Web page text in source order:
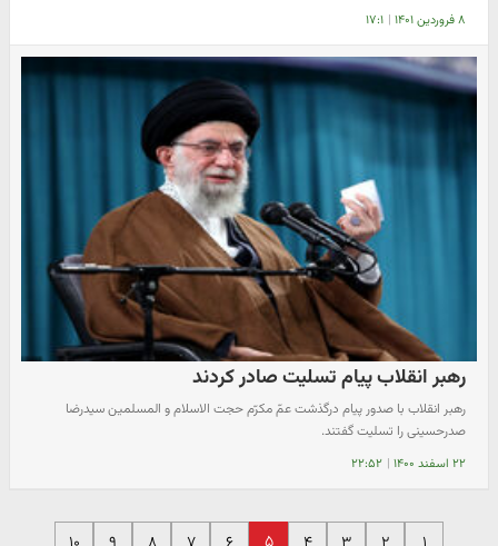
۸ فروردین ۱۴۰۱ | ۱۷:۱
رهبر انقلاب پیام تسلیت صادر کردند
رهبر انقلاب با صدور پیام درگذشت عمّ مکرّم حجت الاسلام و المسلمین سیدرضا
صدرحسینی را تسلیت گفتند.
۲۲ اسفند ۱۴۰۰ | ۲۲:۵۲